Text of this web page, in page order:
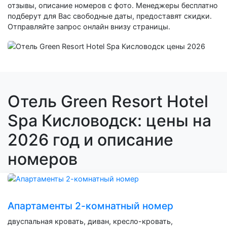
отзывы, описание номеров с фото. Менеджеры бесплатно
подберут для Вас свободные даты, предоставят скидки.
Отправляйте запрос онлайн внизу страницы.
Отель Green Resort Hotel
Spa Кисловодск: цены на
2026 год и описание
номеров
Апартаменты 2-комнатный номер
двуспальная кровать, диван, кресло-кровать,